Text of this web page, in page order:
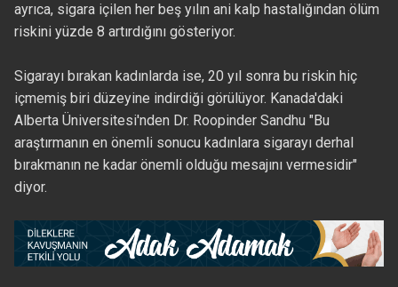
ayrıca, sigara içilen her beş yılın ani kalp hastalığından ölüm
riskini yüzde 8 artırdığını gösteriyor.
Sigarayı bırakan kadınlarda ise, 20 yıl sonra bu riskin hiç
içmemiş biri düzeyine indirdiği görülüyor. Kanada'daki
Alberta Üniversitesi'nden Dr. Roopinder Sandhu "Bu
araştırmanın en önemli sonucu kadınlara sigarayı derhal
bırakmanın ne kadar önemli olduğu mesajını vermesidir"
diyor.